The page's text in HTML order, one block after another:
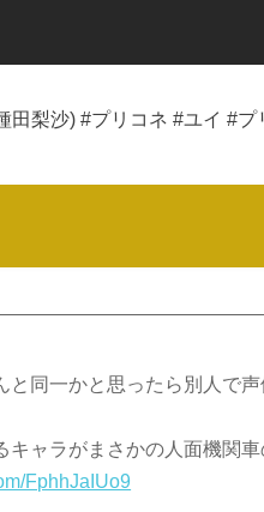
田梨沙) #プリコネ #ユイ #
と同一かと思ったら別人で
キャラがまさかの人面機関
FphhJaIUo9